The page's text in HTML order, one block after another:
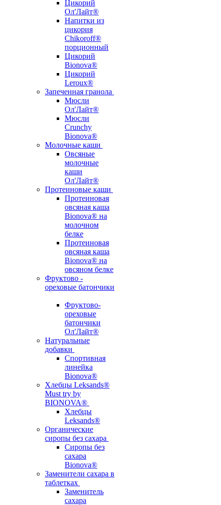
Цикорий
Ол'Лайт®
Напитки из
цикория
Chikoroff®
порционный
Цикорий
Bionova®
Цикорий
Leroux®
Запеченная гранола
Мюсли
Ол'Лайт®
Мюсли
Crunchy
Bionova®
Молочные каши
Овсяные
молочные
каши
Ол'Лайт®
Протеиновые каши
Протеиновая
овсяная каша
Bionova® на
молочном
белке
Протеиновая
овсяная каша
Bionova® на
овсяном белке
Фруктово -
ореховые батончики
Фруктово-
ореховые
батончики
Ол'Лайт®
Натуральные
добавки
Спортивная
линейка
Bionova®
Хлебцы Leksands®
Must try by
BIONOVA®
Хлебцы
Leksands®
Органические
сиропы без сахара
Сиропы без
сахара
Bionova®
Заменители сахара в
таблетках
Заменитель
сахара